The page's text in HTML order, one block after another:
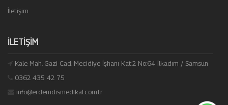
İletişim
İLETIŞIM
Kale Mah. Gazi Cad. Mecidiye İşhanı Kat:2 No:64 İlkadım / Samsun
0362 435 42 75
info@erdemdismedikal.com.tr